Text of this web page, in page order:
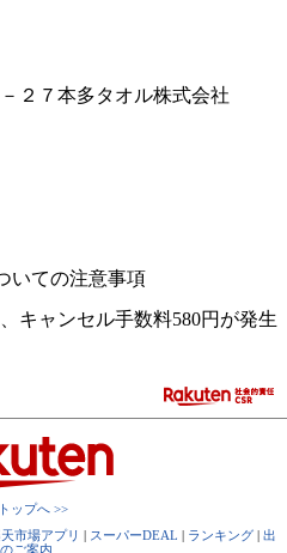
２７本多タオル株式会社
いての注意事項
キャンセル手数料580円が発生
ップへ >>
市場アプリ | スーパーDEAL | ランキング | 出
ご案内